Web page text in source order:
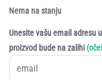
Nema na stanju
Unesite vašu email adresu
proizvod bude na zalihi